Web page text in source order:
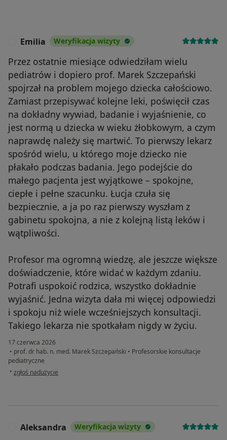
Emilia Weryfikacja wizyty
Przez ostatnie miesiące odwiedziłam wielu
pediatrów i dopiero prof. Marek Szczepański
spojrzał na problem mojego dziecka całościowo.
Zamiast przepisywać kolejne leki, poświęcił czas
na dokładny wywiad, badanie i wyjaśnienie, co
jest normą u dziecka w wieku żłobkowym, a czym
naprawdę należy się martwić. To pierwszy lekarz
spośród wielu, u którego moje dziecko nie
płakało podczas badania. Jego podejście do
małego pacjenta jest wyjątkowe – spokojne,
ciepłe i pełne szacunku. Łucja czuła się
bezpiecznie, a ja po raz pierwszy wyszłam z
gabinetu spokojna, a nie z kolejną listą leków i
wątpliwości.
Profesor ma ogromną wiedzę, ale jeszcze większe
doświadczenie, które widać w każdym zdaniu.
Potrafi uspokoić rodzica, wszystko dokładnie
wyjaśnić. Jedna wizyta dała mi więcej odpowiedzi
i spokoju niż wiele wcześniejszych konsultacji.
Takiego lekarza nie spotkałam nigdy w życiu.
17 czerwca 2026
• prof. dr hab. n. med. Marek Szczepański • Profesorskie konsultacje
pediatryczne
• w opinii użytkownika Emilia
zgłoś nadużycie
Aleksandra Weryfikacja wizyty